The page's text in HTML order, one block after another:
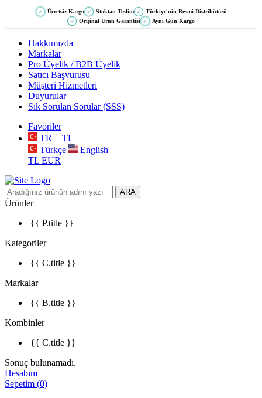
✓ Ücretsiz Kargo ✓ Stoktan Teslim ✓ Türkiye'nin Resmi Distribütörü
✓ Orijinal Ürün Garantisi ✓ Aynı Gün Kargo
Hakkımızda
Markalar
Pro Üyelik / B2B Üyelik
Satıcı Başvurusu
Müşteri Hizmetleri
Duyurular
Sık Sorulan Sorular (SSS)
Favoriler
TR − TL
Türkçe
English
TL EUR
ARA
Ürünler
{{ P.title }}
Kategoriler
{{ C.title }}
Markalar
{{ B.title }}
Kombinler
{{ C.title }}
Sonuç bulunamadı.
Hesabım
Sepetim (0)